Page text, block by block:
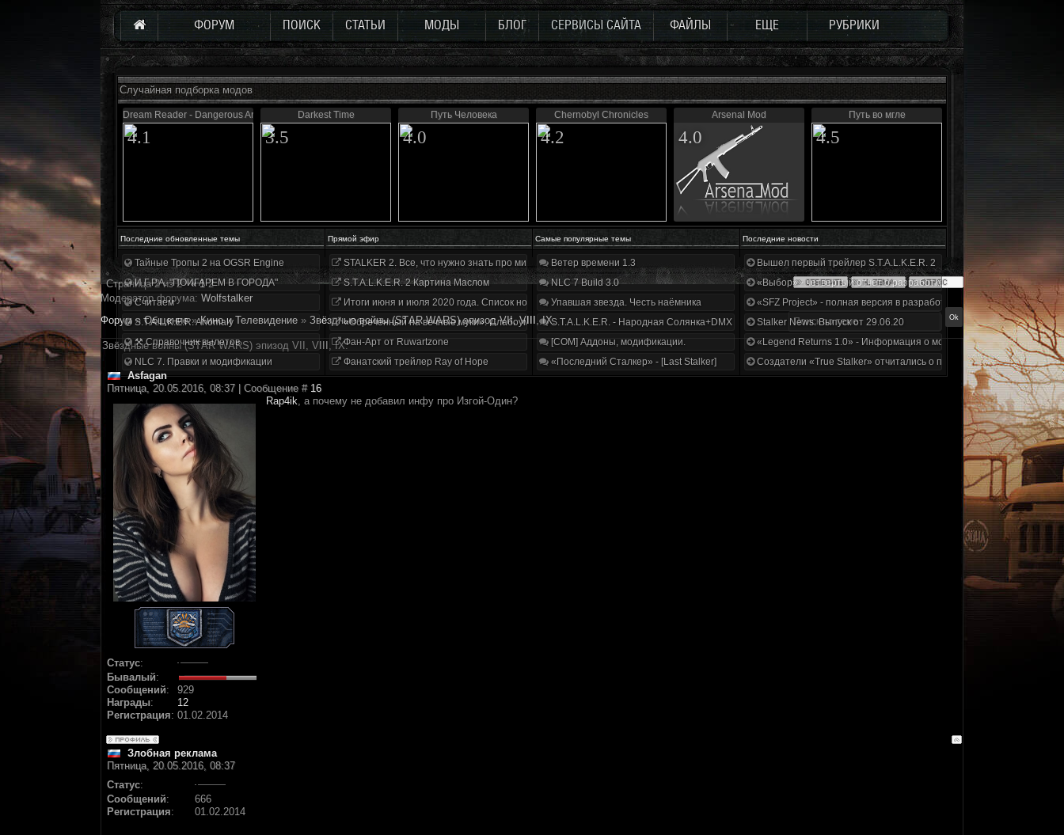
ФОРУМ ПОИСК СТАТЬИ МОДЫ БЛОГ СЕРВИСЫ САЙТА ФАЙЛЫ ЕЩЕ РУБРИКИ
Случайная подборка модов
Dream Reader - Dangerous Area
4.1
Darkest Time
3.5
Путь Человека
4.0
Chernobyl Chronicles
4.2
Arsenal Mod
4.0
Путь во мгле
4.5
Последние обновленные темы Прямой эфир Самые популярные темы Последние новости
Тайные Тропы 2 на OGSR Engine
И.Г.Р.А. "ПОИГАРЕМ В ГОРОДА"
Считаем
S.T.A.L.K.E.R. Anomaly
⚒ Справочник вылетов
NLC 7. Правки и модификации
STALKER 2. Все, что нужно знать про мир, геймплей и сюжет | Разбор трейлера
S.T.A.L.K.E.R. 2 Картина Маслом
Итоги июня и июля 2020 года. Список нововведений
«Обречённый на вечные муки». Слабоумие и отвага
Фан-Арт от Ruwartzone
Фанатский трейлер Ray of Hope
Ветер времени 1.3
NLC 7 Build 3.0
Упавшая звезда. Честь наёмника
S.T.A.L.K.E.R. - Народная Солянка+DMX 1.3.5.ООП.МА.К.
[COM] Аддоны, модификации.
«Последний Сталкер» - [Last Stalker]
Вышел первый трейлер S.T.A.L.K.E.R. 2
«Выбор» - четвертый отчет о разработке!
«SFZ Project» - полная версия в разработке!
Stalker News. Выпуск от 29.06.20
«Legend Returns 1.0» - Информация о моде за июнь 2020
Создатели «True Stalker» отчитались о проделанной работе
Страница2из2 « 1 2
Модератор форума: Wolfstalker
Форум » Общение » Кино и Телевидение » Звёздные войны (STАR WАRS) эпизод VII, VIII, IX.
Звёздные войны (STАR WАRS) эпизод VII, VIII, IX.
Asfagan
Пятница, 20.05.2016, 08:37 | Сообщение # 16
Статус:
Бывалый:
Сообщений:
929
Награды:
12
Регистрация: 01.02.2014
Rap4ik, а почему не добавил инфу про Изгой-Один?
Злобная реклама
Пятница, 20.05.2016, 08:37
Статус:
Сообщений:
666
Регистрация: 01.02.2014